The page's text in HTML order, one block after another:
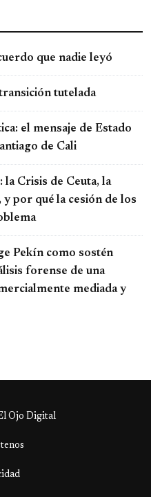
que nadie leyó
tutelada
el mensaje de Estado
de Cali
Crisis de Ceuta, la
por qué la cesión de los
Pekín como sostén
forense de una
mediada y
Ojo Digital